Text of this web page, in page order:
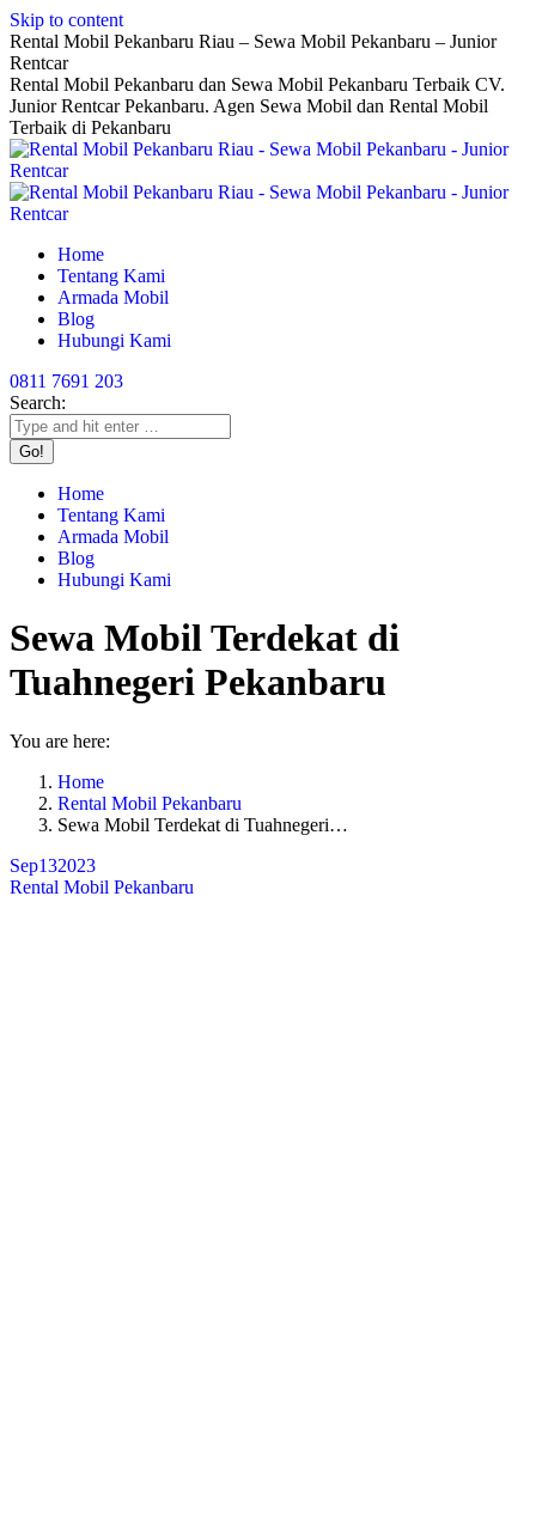
Skip to content
Rental Mobil Pekanbaru Riau – Sewa Mobil Pekanbaru – Junior
Rentcar
Rental Mobil Pekanbaru dan Sewa Mobil Pekanbaru Terbaik CV.
Junior Rentcar Pekanbaru. Agen Sewa Mobil dan Rental Mobil
Terbaik di Pekanbaru
Home
Tentang Kami
Armada Mobil
Blog
Hubungi Kami
0811 7691 203
Search:
Home
Tentang Kami
Armada Mobil
Blog
Hubungi Kami
Sewa Mobil Terdekat di
Tuahnegeri Pekanbaru
You are here:
Home
Rental Mobil Pekanbaru
Sewa Mobil Terdekat di Tuahnegeri…
Sep132023
Rental Mobil Pekanbaru